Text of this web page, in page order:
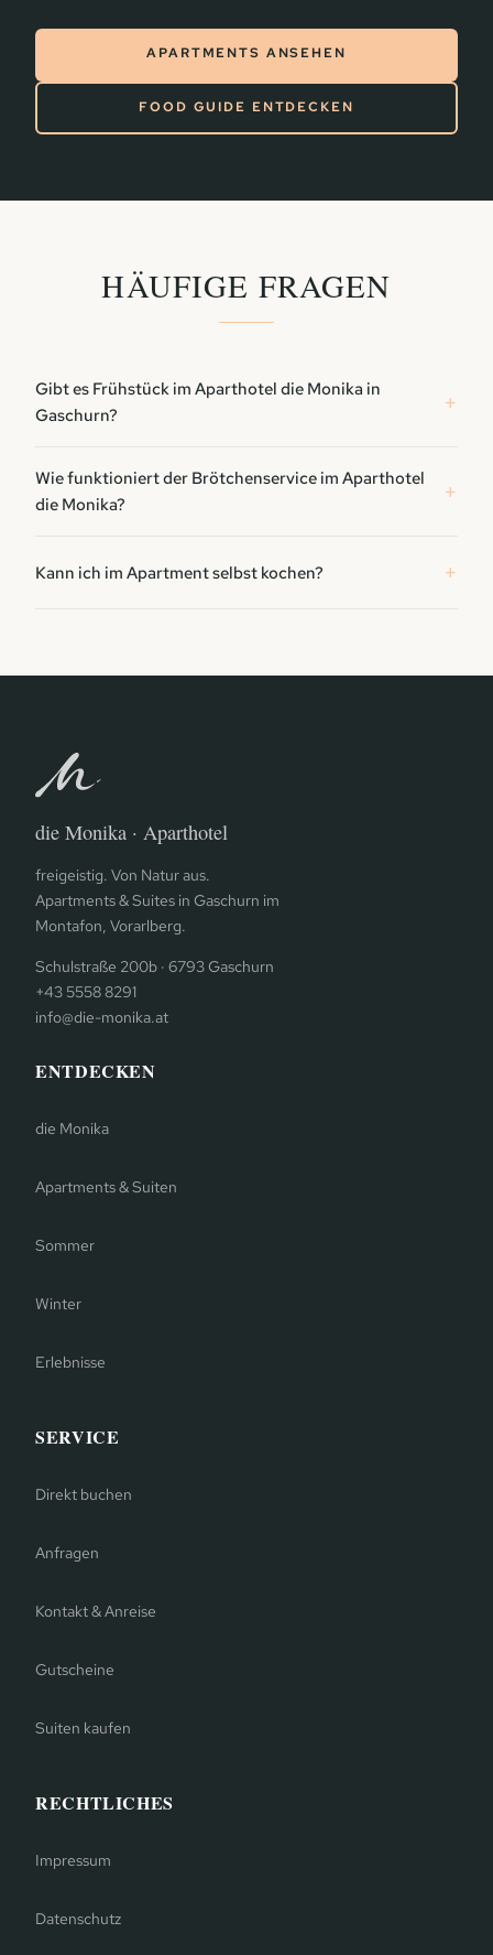
APARTMENTS ANSEHEN
FOOD GUIDE ENTDECKEN
HÄUFIGE FRAGEN
Gibt es Frühstück im Aparthotel die Monika in
Gaschurn?
Wie funktioniert der Brötchenservice im Aparthotel
die Monika?
Kann ich im Apartment selbst kochen?
die Monika · Aparthotel
freigeistig. Von Natur aus.
Apartments & Suites in Gaschurn im
Montafon, Vorarlberg.
Schulstraße 200b · 6793 Gaschurn
+43 5558 8291
info@die-monika.at
ENTDECKEN
die Monika
Apartments & Suiten
Sommer
Winter
Erlebnisse
SERVICE
Direkt buchen
Anfragen
Kontakt & Anreise
Gutscheine
Suiten kaufen
RECHTLICHES
Impressum
Datenschutz